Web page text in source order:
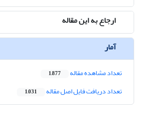
ارجاع به این مقاله
آمار
تعداد مشاهده مقاله 1,877
تعداد دریافت فایل اصل مقاله 1,031